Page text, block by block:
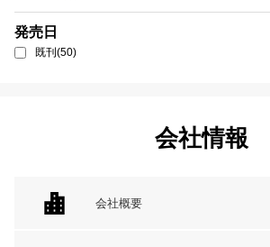
発売日
既刊(50)
会社情報
会社概要